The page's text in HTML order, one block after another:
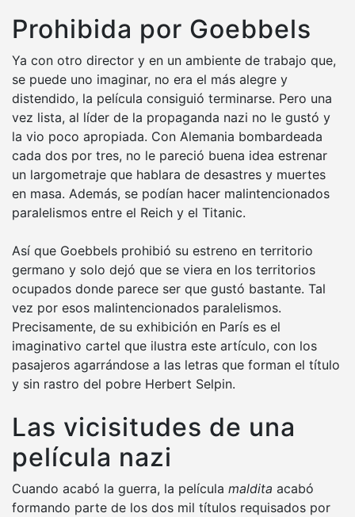
Prohibida por Goebbels
Ya con otro director y en un ambiente de trabajo que,
se puede uno imaginar, no era el más alegre y
distendido, la película consiguió terminarse. Pero una
vez lista, al líder de la propaganda nazi no le gustó y
la vio poco apropiada. Con Alemania bombardeada
cada dos por tres, no le pareció buena idea estrenar
un largometraje que hablara de desastres y muertes
en masa. Además, se podían hacer malintencionados
paralelismos entre el Reich y el Titanic.
Así que Goebbels prohibió su estreno en territorio
germano y solo dejó que se viera en los territorios
ocupados donde parece ser que gustó bastante. Tal
vez por esos malintencionados paralelismos.
Precisamente, de su exhibición en París es el
imaginativo cartel que ilustra este artículo, con los
pasajeros agarrándose a las letras que forman el título
y sin rastro del pobre Herbert Selpin.
Las vicisitudes de una
película nazi
Cuando acabó la guerra, la película maldita acabó
formando parte de los dos mil títulos requisados por